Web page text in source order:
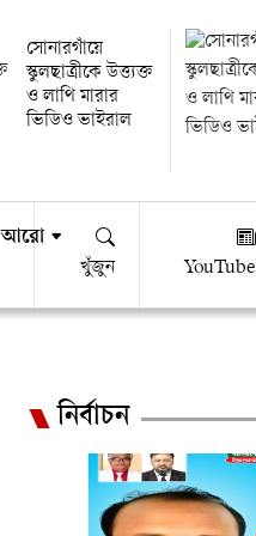
সোনারগাঁয়ে
স্কুলছাত্রীকে উত্ত্যক্ত
ও লাথি মারার
ভিডিও ভাইরাল
আরো
খুঁজুন YouTube
নির্বাচন